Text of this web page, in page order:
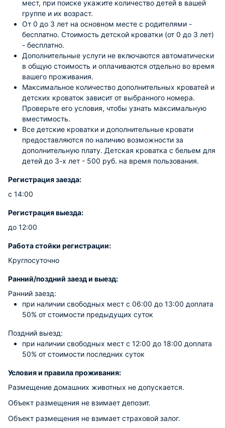
мест, при поиске укажите количество детей в вашей
группе и их возраст.
От 0 до 3 лет на основном месте с родителями -
бесплатно. Стоимость детской кроватки (от 0 до 3 лет)
- бесплатно.
Дополнительные услуги не включаются автоматически
в общую стоимость и оплачиваются отдельно во время
вашего проживания.
Максимальное количество дополнительных кроватей и
детских кроваток зависит от выбранного номера.
Проверьте его условия, чтобы узнать максимальную
вместимость.
Все детские кроватки и дополнительные кровати
предоставляются по наличию возможности за
дополнительную плату. Детская кроватка с бельем для
детей до 3-х лет - 500 руб. на время пользования.
Регистрация заезда:
с 14:00
Регистрация выезда:
до 12:00
Работа стойки регистрации:
Круглосуточно
Ранний/поздний заезд и выезд:
Ранний заезд:
при наличии свободных мест c 06:00 до 13:00 доплата
50% от стоимости предыдущих суток
Поздний выезд:
при наличии свободных мест c 12:00 до 18:00 доплата
50% от стоимости последних суток
Условия и правила проживания:
Размещение домашних животных не допускается.
Объект размещения не взимает депозит.
Объект размещения не взимает страховой залог.